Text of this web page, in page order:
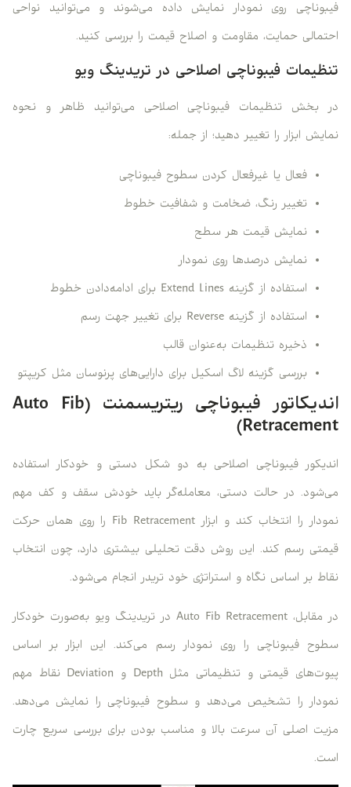
فیبوناچی روی نمودار نمایش داده می‌شوند و می‌توانید نواحی
احتمالی حمایت، مقاومت و اصلاح قیمت را بررسی کنید.
تنظیمات فیبوناچی اصلاحی در تریدینگ ویو
در بخش تنظیمات فیبوناچی اصلاحی می‌توانید ظاهر و نحوه
نمایش ابزار را تغییر دهید؛ از جمله:
فعال یا غیرفعال کردن سطوح فیبوناچی
تغییر رنگ، ضخامت و شفافیت خطوط
نمایش قیمت هر سطح
نمایش درصدها روی نمودار
استفاده از گزینه Extend Lines برای ادامه‌دادن خطوط
استفاده از گزینه Reverse برای تغییر جهت رسم
ذخیره تنظیمات به‌عنوان قالب
بررسی گزینه لاگ اسکیل برای دارایی‌های پرنوسان مثل کریپتو
اندیکاتور فیبوناچی ریتریسمنت (Auto Fib
Retracement)
اندیکور فیبوناچی اصلاحی به دو شکل دستی و خودکار استفاده
می‌شود. در حالت دستی، معامله‌گر باید خودش سقف و کف مهم
نمودار را انتخاب کند و ابزار Fib Retracement را روی همان حرکت
قیمتی رسم کند. این روش دقت تحلیلی بیشتری دارد، چون انتخاب
نقاط بر اساس نگاه و استراتژی خود تریدر انجام می‌شود.
در مقابل، Auto Fib Retracement در تریدینگ ویو به‌صورت خودکار
سطوح فیبوناچی را روی نمودار رسم می‌کند. این ابزار بر اساس
پیوت‌های قیمتی و تنظیماتی مثل Depth و Deviation نقاط مهم
نمودار را تشخیص می‌دهد و سطوح فیبوناچی را نمایش می‌دهد.
مزیت اصلی آن سرعت بالا و مناسب بودن برای بررسی سریع چارت
است.